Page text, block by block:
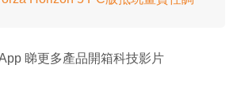
App 睇更多產品開箱科技影片